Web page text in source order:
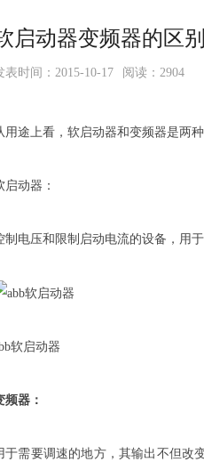
启动器变频器的区别
表时间：2015-10-17 阅读：2904
用途上看，软启动器和变频器是两
启动器：
制电压和限制启动电流的设备，用
软启动器
频器：
于需要调速的地方，其输出不但改